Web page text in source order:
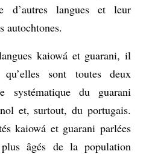
d’autres langues et leur
autochtones.
kaiowá et guarani, il
sont toutes deux
systématique du guarani
et, surtout, du portugais.
kaiowá et guarani parlées
âgés de la population